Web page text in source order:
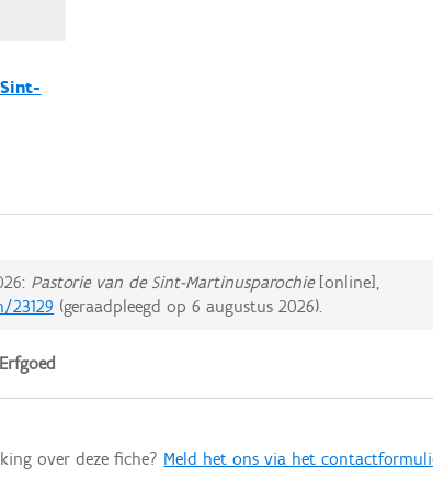
Pastorie van de Sint-Martinusparochie[online],
23129 (geraadpleegd op6 augustus 2026).
over deze fiche? Meld het ons via het